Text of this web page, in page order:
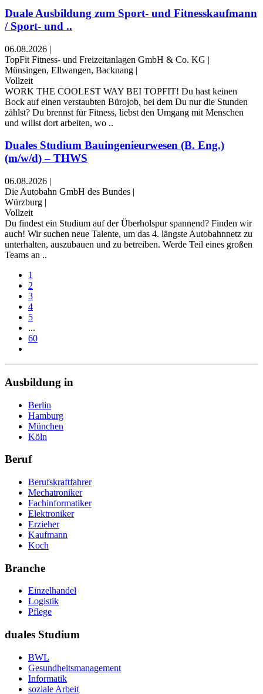
Duale Ausbildung zum Sport- und Fitnesskaufmann
/ Sport- und ..
06.08.2026 |
TopFit Fitness- und Freizeitanlagen GmbH & Co. KG |
Münsingen, Ellwangen, Backnang |
Vollzeit
WORK THE COOLEST WAY BEI TOPFIT! Du hast keinen
Bock auf einen verstaubten Bürojob, bei dem Du nur die Stunden
zählst? Du brennst für Fitness, liebst den Umgang mit Menschen
und willst dort arbeiten, wo ..
Duales Studium Bauingenieurwesen (B. Eng.)
(m/w/d) – THWS
06.08.2026 |
Die Autobahn GmbH des Bundes |
Würzburg |
Vollzeit
Du findest ein Studium auf der Überholspur spannend? Finden wir
auch! Wir suchen neue Talente, um das 4. längste Autobahn­netz zu
unterhalten, auszubauen und zu betreiben. Werde Teil eines großen
Teams an ..
1
2
3
4
5
...
60
Ausbildung in
Berlin
Hamburg
München
Köln
Beruf
Berufskraftfahrer
Mechatroniker
Fachinformatiker
Elektroniker
Erzieher
Kaufmann
Koch
Branche
Einzelhandel
Logistik
Pflege
duales Studium
BWL
Gesundheitsmanagement
Informatik
soziale Arbeit